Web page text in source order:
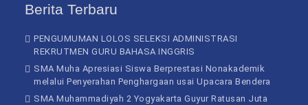
Berita Terbaru
PENGUMUMAN LOLOS SELEKSI ADMINISTRASI
REKRUTMEN GURU BAHASA INGGRIS
SMA Muha Apresiasi Siswa Berprestasi Nonakademik
melalui Penyerahan Penghargaan usai Upacara Bendera
SMA Muhammadiyah 2 Yogyakarta Guyur Ratusan Juta